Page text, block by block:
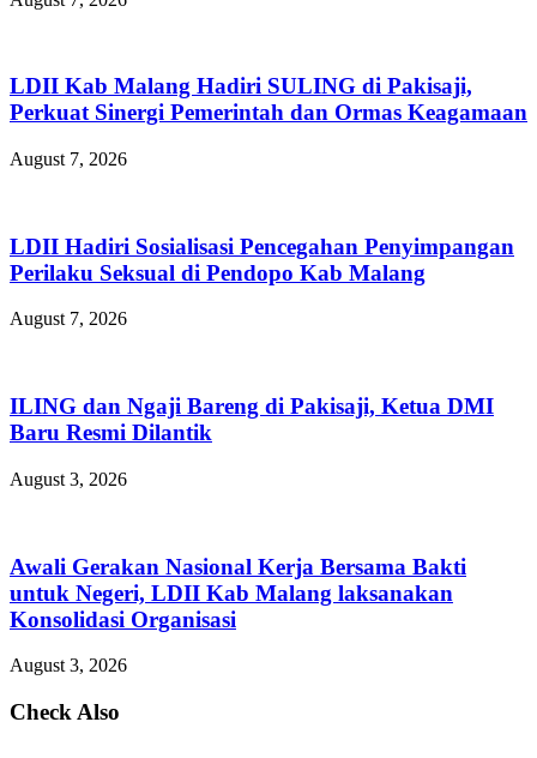
LDII Kab Malang Hadiri SULING di Pakisaji,
Perkuat Sinergi Pemerintah dan Ormas Keagamaan
August 7, 2026
LDII Hadiri Sosialisasi Pencegahan Penyimpangan
Perilaku Seksual di Pendopo Kab Malang
August 7, 2026
ILING dan Ngaji Bareng di Pakisaji, Ketua DMI
Baru Resmi Dilantik
August 3, 2026
Awali Gerakan Nasional Kerja Bersama Bakti
untuk Negeri, LDII Kab Malang laksanakan
Konsolidasi Organisasi
August 3, 2026
Check Also